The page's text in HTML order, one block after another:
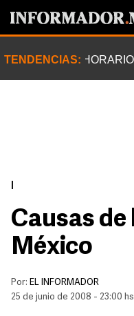
TENDENCIAS:
Causas de
México
Por: EL INFORMADOR
25 de junio de 2008 - 23:00 hs